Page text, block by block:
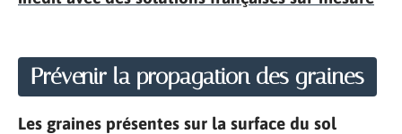
Prévenir la propagation des graines
Les graines présentes sur la surface du sol